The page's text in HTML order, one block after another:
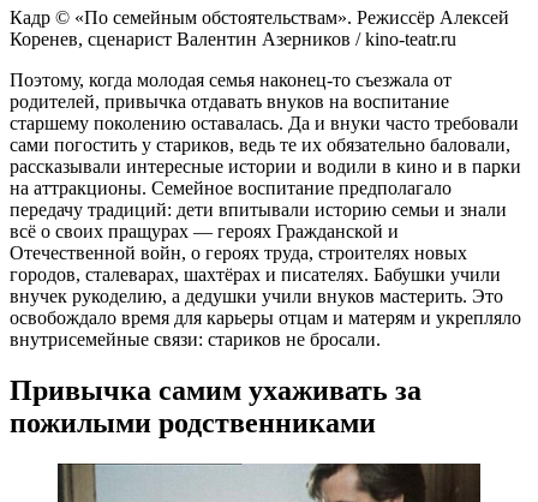
Кадр © «По семейным обстоятельствам». Режиссёр Алексей
Коренев, сценарист Валентин Азерников / kino-teatr.ru
Поэтому, когда молодая семья наконец-то съезжала от
родителей, привычка отдавать внуков на воспитание
старшему поколению оставалась. Да и внуки часто требовали
сами погостить у стариков, ведь те их обязательно баловали,
рассказывали интересные истории и водили в кино и в парки
на аттракционы. Семейное воспитание предполагало
передачу традиций: дети впитывали историю семьи и знали
всё о своих пращурах — героях Гражданской и
Отечественной войн, о героях труда, строителях новых
городов, сталеварах, шахтёрах и писателях. Бабушки учили
внучек рукоделию, а дедушки учили внуков мастерить. Это
освобождало время для карьеры отцам и матерям и укрепляло
внутрисемейные связи: стариков не бросали.
Привычка самим ухаживать за
пожилыми родственниками